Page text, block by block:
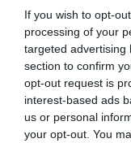
If you wish to opt-
processing of your
targeted advertising
section to confirm
opt-out request is
interest-based ads
us or personal
your opt-out. You